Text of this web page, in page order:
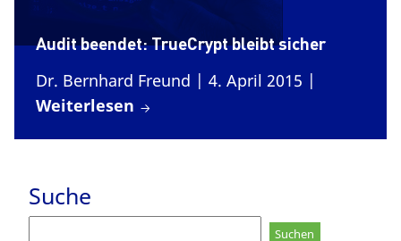
Audit beendet: TrueCrypt bleibt sicher
Dr. Bernhard Freund | 4. April 2015 |
Weiterlesen
Suche